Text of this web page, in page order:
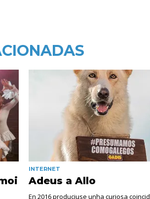
INTERNET
Adeus a Allo
En 2016 produciuse unha curiosa